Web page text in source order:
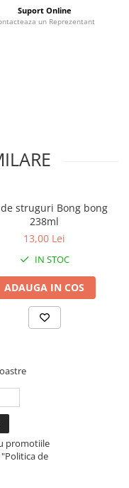
Suport Online
un Reprezentant
struguri Bong bong
238ml
13,00 Lei
IN STOC
ADAUGA IN COS
promotiile
de